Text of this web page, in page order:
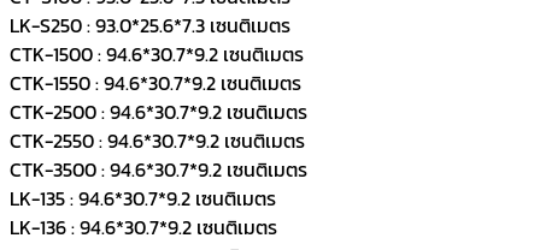
LK-S250 : 93.0*25.6*7.3 เซนติเมตร
CTK-1500 : 94.6*30.7*9.2 เซนติเมตร
CTK-1550 : 94.6*30.7*9.2 เซนติเมตร
CTK-2500 : 94.6*30.7*9.2 เซนติเมตร
CTK-2550 : 94.6*30.7*9.2 เซนติเมตร
CTK-3500 : 94.6*30.7*9.2 เซนติเมตร
LK-135 : 94.6*30.7*9.2 เซนติเมตร
LK-136 : 94.6*30.7*9.2 เซนติเมตร